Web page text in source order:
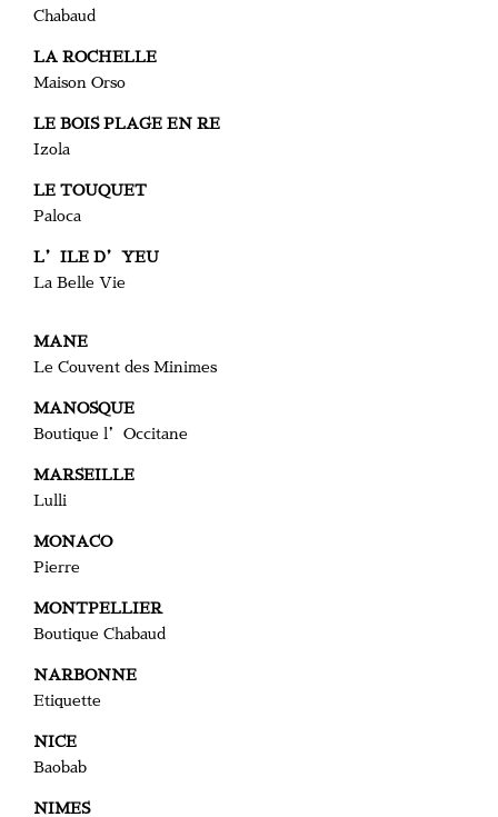
Chabaud
LA ROCHELLE
Maison Orso
LE BOIS PLAGE EN RE
Izola
LE TOUQUET
Paloca
L’ILE D’YEU
La Belle Vie
MANE
Le Couvent des Minimes
MANOSQUE
Boutique l’Occitane
MARSEILLE
Lulli
MONACO
Pierre
MONTPELLIER
Boutique Chabaud
NARBONNE
Etiquette
NICE
Baobab
NIMES